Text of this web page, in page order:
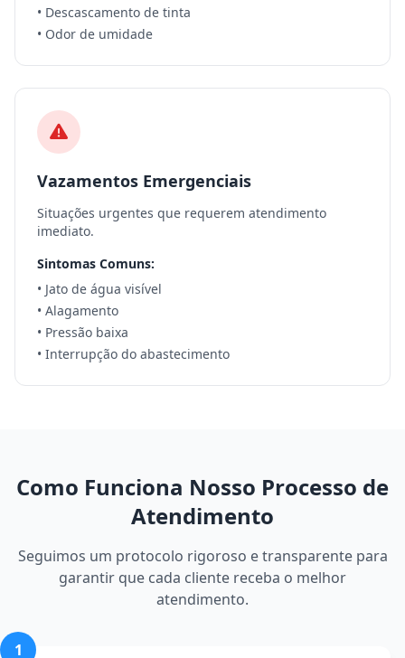
• Descascamento de tinta
• Odor de umidade
Vazamentos Emergenciais
Situações urgentes que requerem atendimento
imediato.
Sintomas Comuns:
• Jato de água visível
• Alagamento
• Pressão baixa
• Interrupção do abastecimento
Como Funciona Nosso Processo de
Atendimento
Seguimos um protocolo rigoroso e transparente para
garantir que cada cliente receba o melhor
atendimento.
1